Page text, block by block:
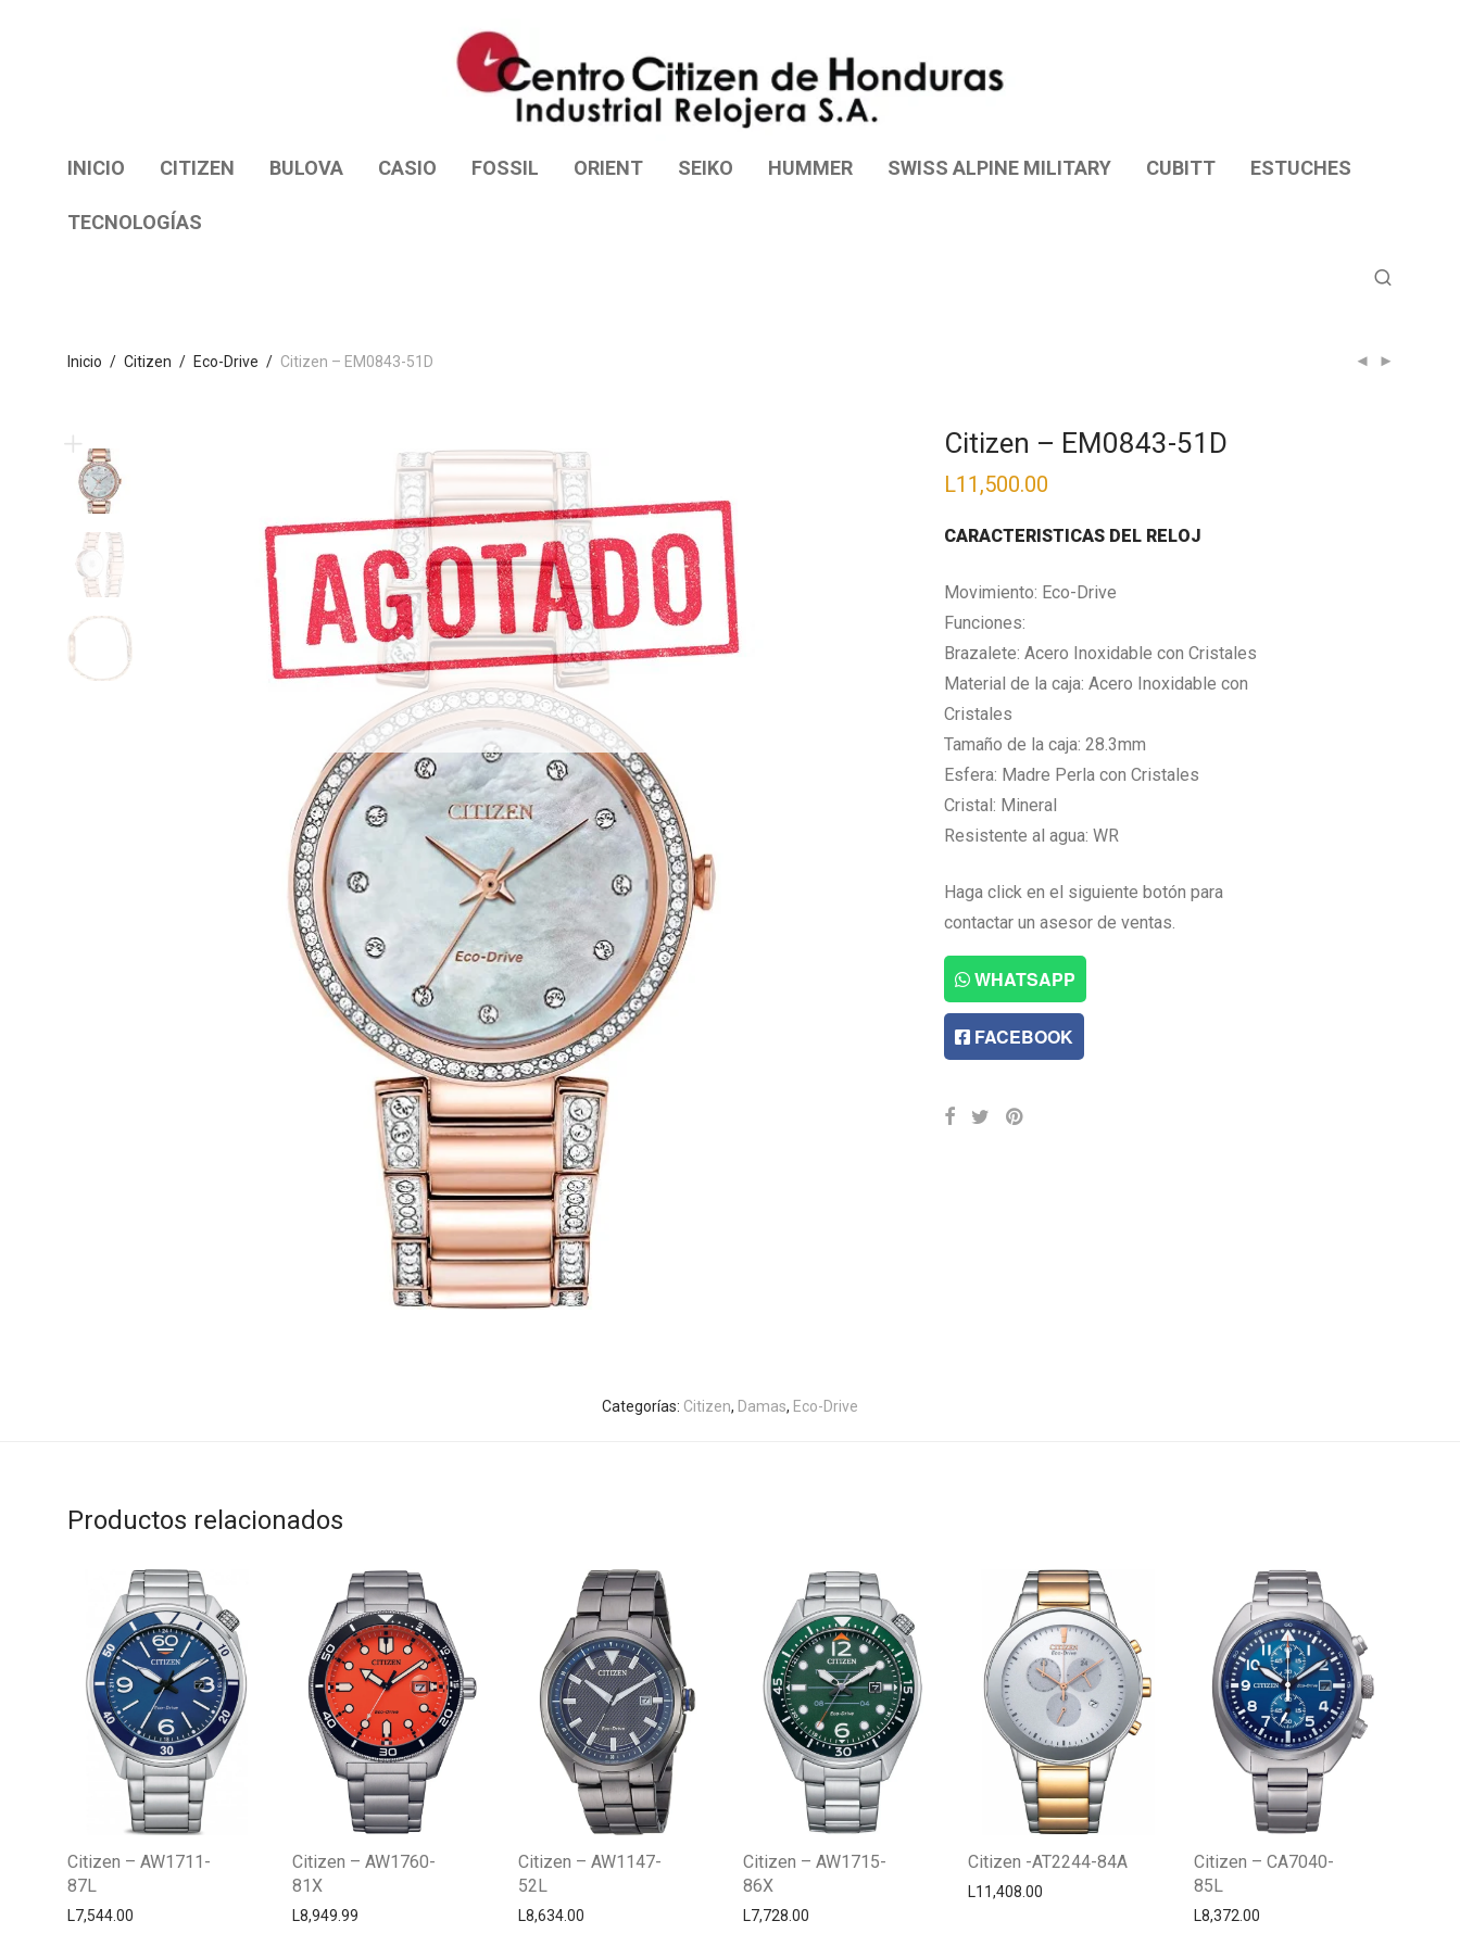
INICIO CITIZEN BULOVA CASIO FOSSIL ORIENT SEIKO HUMMER SWISS ALPINE MILITARY CUBITT ESTUCHES
TECNOLOGÍAS
Inicio / Citizen / Eco-Drive / Citizen – EM0843-51D
Citizen – EM0843-51D
L11,500.00
CARACTERISTICAS DEL RELOJ
Movimiento: Eco-Drive
Funciones:
Brazalete: Acero Inoxidable con Cristales
Material de la caja: Acero Inoxidable con
Cristales
Tamaño de la caja: 28.3mm
Esfera: Madre Perla con Cristales
Cristal: Mineral
Resistente al agua: WR
Haga click en el siguiente botón para
contactar un asesor de ventas.
WHATSAPP
FACEBOOK
Categorías: Citizen, Damas, Eco-Drive
Productos relacionados
Citizen – AW1711-
87L
L7,544.00
Citizen – AW1760-
81X
L8,949.99
Citizen – AW1147-
52L
L8,634.00
Citizen – AW1715-
86X
L7,728.00
Citizen -AT2244-84A
L11,408.00
Citizen – CA7040-
85L
L8,372.00
Centro Citizen
Typically replies within a day